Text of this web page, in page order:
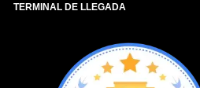
TERMINAL DE LLEGADA